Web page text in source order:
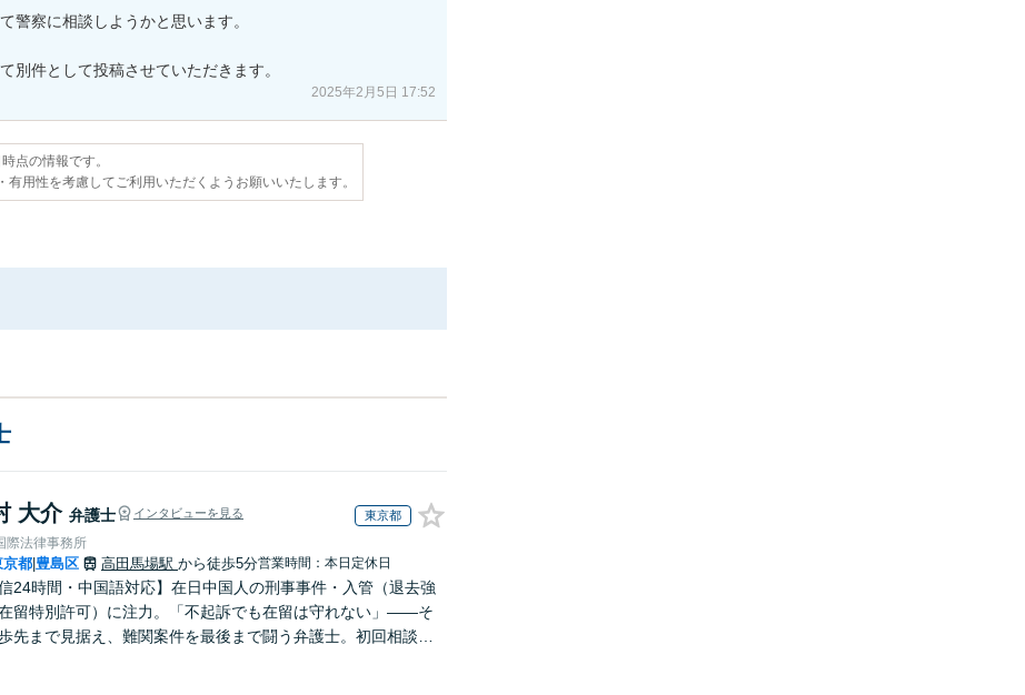
警察に相談しようかと思います。
別件として投稿させていただきます。
2025年2月5日 17:52
点の情報です。
有用性を考慮してご利用いただくようお願いいたします。
大介 弁護士 インタビューを見る 東京都
際法律事務所
京都 豊島区 高田馬場駅 から徒歩5分営業時間：本日定休日
信24時間・中国語対応】在日中国人の刑事事件・入管（退去強
留特別許可）に注力。「不起訴でも在留は守れない」——そ
先まで見据え、難関案件を最後まで闘う弁護士。初回相談無